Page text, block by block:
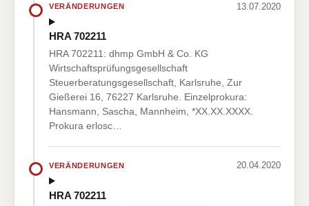
VERÄNDERUNGEN 13.07.2020
HRA 702211
HRA 702211: dhmp GmbH & Co. KG
Wirtschaftsprüfungsgesellschaft
Steuerberatungsgesellschaft, Karlsruhe, Zur
Gießerei 16, 76227 Karlsruhe. Einzelprokura:
Hansmann, Sascha, Mannheim, *XX.XX.XXXX.
Prokura erlosc…
VERÄNDERUNGEN 20.04.2020
HRA 702211